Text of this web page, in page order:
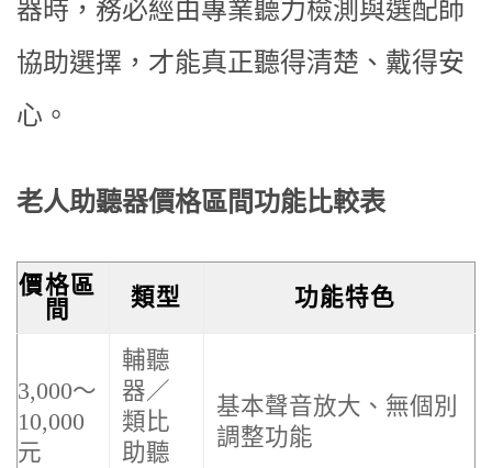
器時，務必經由專業聽力檢測與選配師
協助選擇，才能真正聽得清楚、戴得安
心。
老人助聽器價格區間功能比較表
價格區
間
類型 功能特色
3,000～
10,000
元
輔聽
器／
類比
助聽
基本聲音放大、無個別
調整功能